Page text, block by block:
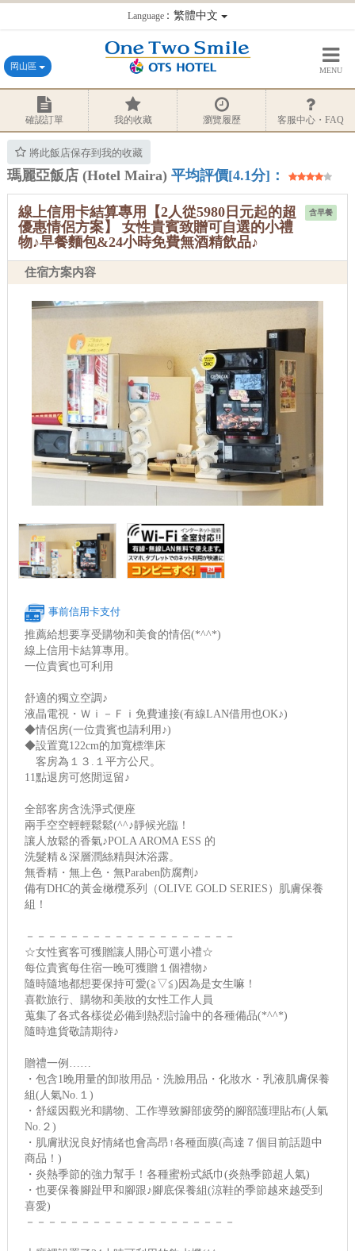
Language：繁體中文
岡山區 MENU
確認訂單 我的收藏 瀏覽履歷 客服中心・FAQ
將此飯店保存到我的收藏
瑪麗亞飯店 (Hotel Maira) 平均評價[4.1分]：
含早餐
線上信用卡結算專用【2人從5980日元起的超
優惠情侶方案】 女性貴賓致贈可自選的小禮
物♪早餐麵包&24小時免費無酒精飲品♪
住宿方案内容
事前信用卡支付
推薦給想要享受購物和美食的情侶(*^^*)
線上信用卡結算專用。
一位貴賓也可利用
舒適的獨立空調♪
液晶電視・Ｗｉ－Ｆｉ免費連接(有線LAN借用也OK♪)
◆情侶房(一位貴賓也請利用♪)
◆設置寬122cm的加寬標準床
客房為１３.１平方公尺。
11點退房可悠閒逗留♪
全部客房含洗淨式便座
兩手空空輕輕鬆鬆(^^♪靜候光臨！
讓人放鬆的香氣♪POLA AROMA ESS 的
洗髮精＆深層潤絲精與沐浴露。
無香精・無上色・無Paraben防腐劑♪
備有DHC的黃金橄欖系列（OLIVE GOLD SERIES）肌膚保養
組！
－－－－－－－－－－－－－－－－－－－
☆女性賓客可獲贈讓人開心可選小禮☆
每位貴賓每住宿一晚可獲贈１個禮物♪
隨時隨地都想要保持可愛(≧▽≦)因為是女生嘛！
喜歡旅行、購物和美妝的女性工作人員
蒐集了各式各樣從必備到熱烈討論中的各種備品(*^^*)
隨時進貨敬請期待♪
贈禮一例……
・包含1晚用量的卸妝用品・洗臉用品・化妝水・乳液肌膚保養
組(人氣No.１)
・舒緩因觀光和購物、工作導致腳部疲勞的腳部護理貼布(人氣
No.２)
・肌膚狀況良好情緒也會高昂↑各種面膜(高達７個目前話題中
商品！)
・炎熱季節的強力幫手！各種蜜粉式紙巾(炎熱季節超人氣)
・也要保養腳趾甲和腳跟♪腳底保養組(涼鞋的季節越來越受到
喜愛)
－－－－－－－－－－－－－－－－－－－